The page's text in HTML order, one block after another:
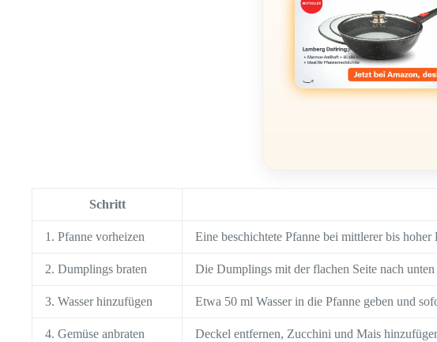
Schritt
1. Pfanne vorheizen Eine beschichtete Pfanne bei mittlerer bis
2. Dumplings braten Die Dumplings mit der flachen Seite nach
3. Wasser hinzufügen Etwa 50 ml Wasser in die Pfanne geben und
4. Gemüse anbraten Deckel entfernen, Zucchini und Mais